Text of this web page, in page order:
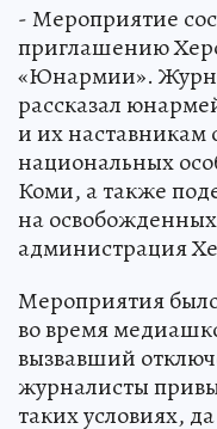
- Мероприятие
приглашению
«Юнармии».
рассказал
и их наставникам
национальных
Коми, а также
на
администрация
Мероприятия
во время
вызвавший
журналисты
таких условиях,